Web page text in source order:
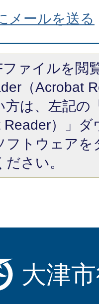
メールを送る
ファイルを閲
（Acrobat
は、左記の
Reader）」
フトウェア
さい。
大津